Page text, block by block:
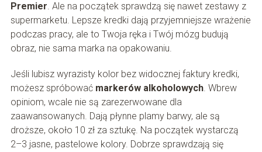
Premier. Ale na początek sprawdzą się nawet zestawy z
supermarketu. Lepsze kredki dają przyjemniejsze wrażenie
podczas pracy, ale to Twoja ręka i Twój mózg budują
obraz, nie sama marka na opakowaniu.
Jeśli lubisz wyrazisty kolor bez widocznej faktury kredki,
możesz spróbować markerów alkoholowych. Wbrew
opiniom, wcale nie są zarezerwowane dla
zaawansowanych. Dają płynne plamy barwy, ale są
droższe, około 10 zł za sztukę. Na początek wystarczą
2–3 jasne, pastelowe kolory. Dobrze sprawdzają się